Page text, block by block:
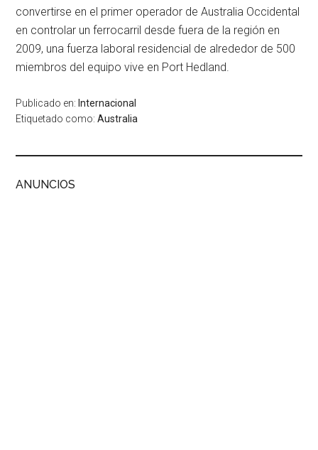
convertirse en el primer operador de Australia Occidental
en controlar un ferrocarril desde fuera de la región en
2009, una fuerza laboral residencial de alrededor de 500
miembros del equipo vive en Port Hedland.
Publicado en: Internacional
Etiquetado como:Australia
ANUNCIOS